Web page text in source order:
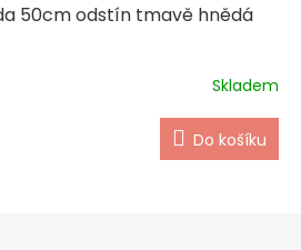
50cm odstín tmavě hnědá
Skladem
Do košíku